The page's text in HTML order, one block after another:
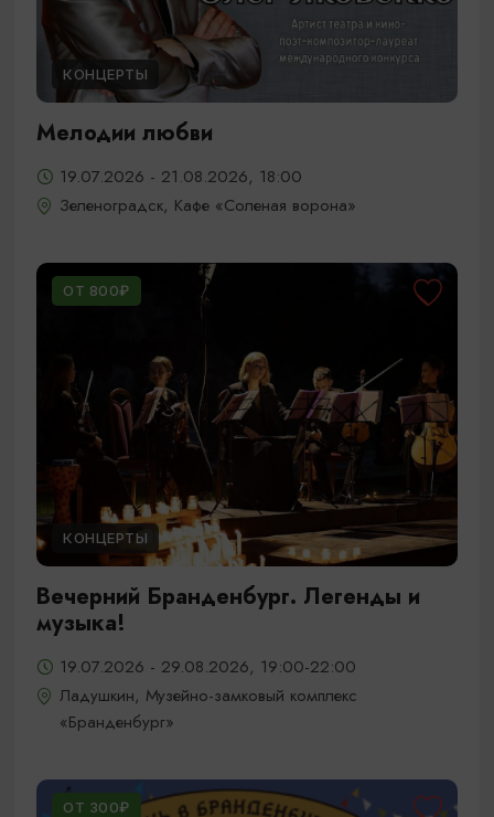
КОНЦЕРТЫ
Мелодии любви
19.07.2026 - 21.08.2026, 18:00
Зеленоградск, Кафе «Соленая ворона»
ОТ 800₽
КОНЦЕРТЫ
Вечерний Бранденбург. Легенды и
музыка!
19.07.2026 - 29.08.2026, 19:00-22:00
Ладушкин, Музейно-замковый комплекс
«Бранденбург»
ОТ 300₽